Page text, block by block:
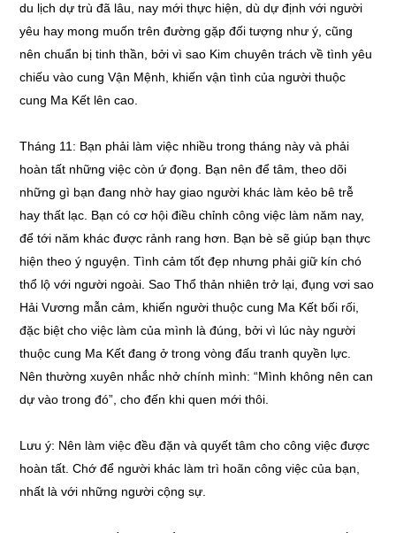
du lịch dự trù đã lâu, nay mới thực hiện, dù dự định với người
yêu hay mong muốn trên đường gặp đối tượng như ý, cũng
nên chuẩn bị tinh thần, bởi vì sao Kim chuyên trách về tình yêu
chiếu vào cung Vận Mệnh, khiến vận tình của người thuộc
cung Ma Kết lên cao.
Tháng 11: Bạn phải làm việc nhiều trong tháng này và phải
hoàn tất những việc còn ứ đọng. Bạn nên để tâm, theo dõi
những gì bạn đang nhờ hay giao người khác làm kẻo bê trễ
hay thất lạc. Bạn có cơ hội điều chỉnh công việc làm năm nay,
để tới năm khác được rảnh rang hơn. Bạn bè sẽ giúp bạn thực
hiện theo ý nguyện. Tình cảm tốt đẹp nhưng phải giữ kín chó
thổ lộ với người ngoài. Sao Thổ thản nhiên trở lại, đụng vơi sao
Hải Vương mẫn cảm, khiến người thuộc cung Ma Kết bối rối,
đặc biệt cho việc làm của mình là đúng, bởi vì lúc này người
thuộc cung Ma Kết đang ở trong vòng đấu tranh quyền lực.
Nên thường xuyên nhắc nhở chính mình: “Mình không nên can
dự vào trong đó”, cho đến khi quen mới thôi.
Lưu ý: Nên làm việc đều đặn và quyết tâm cho công việc được
hoàn tất. Chớ để người khác làm trì hoãn công việc của bạn,
nhất là với những người cộng sự.